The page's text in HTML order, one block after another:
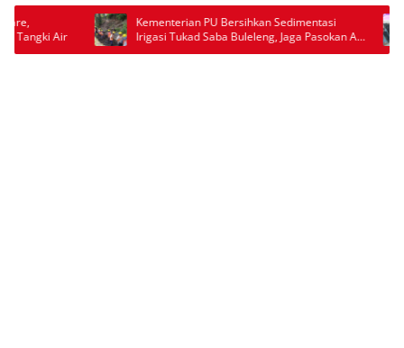
Sedimentasi
Jaga Pasokan Air
Dua Siswi MTs Al Hikmah Cipeucang
Mengaku Diberhentikan Usai Video Beredar,
Orang Tua Minta Penjelasan Sekolah